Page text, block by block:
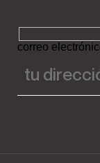
correo